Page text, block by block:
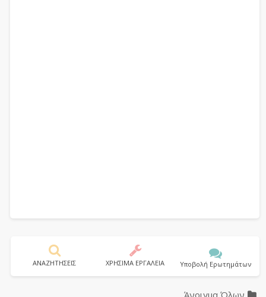
ΑΝΑΖΗΤΗΣΕΙΣ ΧΡΗΣΙΜΑ ΕΡΓΑΛΕΙΑ Υποβολή Ερωτημάτων
Άνοιγμα Όλων